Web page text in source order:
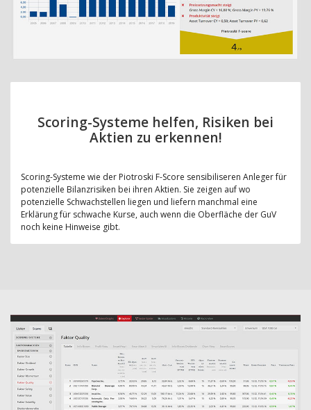
Scoring-Systeme helfen, Risiken bei
Aktien zu erkennen!
Scoring-Systeme wie der Piotroski F-Score sensibiliseren Anleger für
potenzielle Bilanzrisiken bei ihren Aktien. Sie zeigen auf wo
potenzielle Schwachstellen liegen und liefern manchmal eine
Erklärung für schwache Kurse, auch wenn die Oberfläche der GuV
noch keine Hinweise gibt.